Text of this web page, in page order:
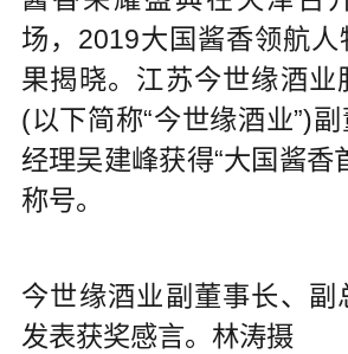
场，2019大国酱香领航人
果揭晓。江苏今世缘酒业
(以下简称“今世缘酒业”)
经理吴建峰获得“大国酱香
称号。
今世缘酒业副董事长、副
发表获奖感言。林涛摄